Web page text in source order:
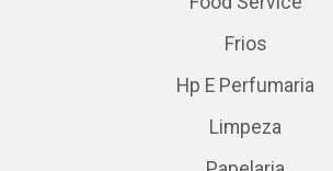
Frios
Hp E Perfumaria
Limpeza